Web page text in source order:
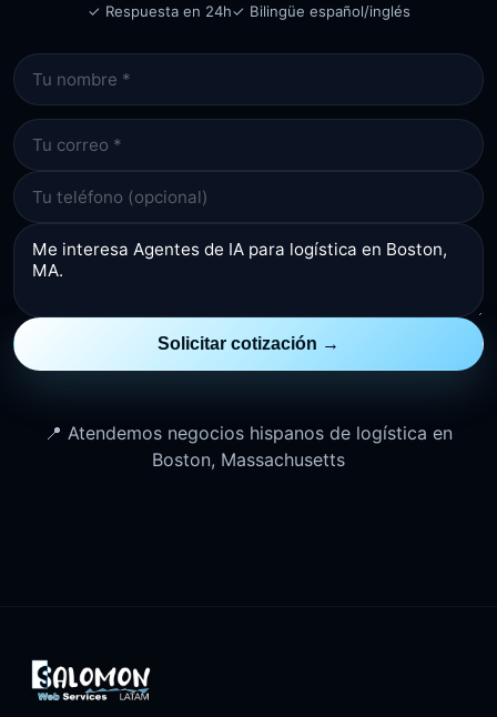
✓ Respuesta en 24h✓ Bilingüe español/inglés
Solicitar cotización →
📍 Atendemos negocios hispanos de logística en
Boston, Massachusetts